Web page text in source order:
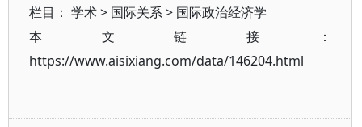
栏目： 学术> 国际关系> 国际政治经济学
本文链接：
https://www.aisixiang.com/data/146204.html